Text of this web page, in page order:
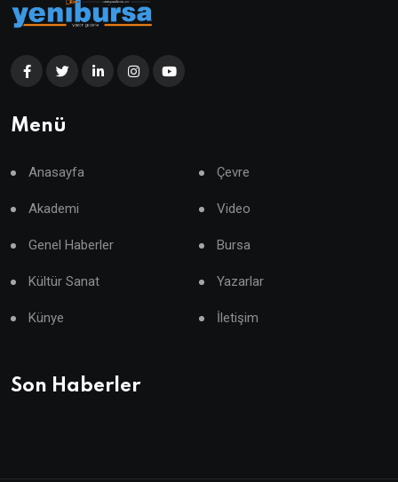
Menü
Anasayfa Çevre
Akademi Video
Genel Haberler Bursa
Kültür Sanat Yazarlar
Künye İletişim
Son Haberler